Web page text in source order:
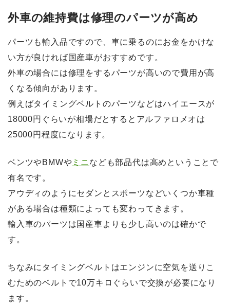
外車の維持費は修理のパーツが高め
パーツも輸入品ですので、車に乗るのにお金をかけな
い方が良ければ国産車がおすすめです。
外車の場合には修理をするパーツが高いので費用が高
くなる傾向があります。
例えばタイミングベルトのパーツなどはハイエースが
18000円ぐらいが相場だとするとアルファロメオは
25000円程度になります。
ベンツやBMWや ミニなども部品代は高めということで
有名です。
アウディのようにセダンとスポーツなどいくつか車種
がある場合は種類によっても変わってきます。
輸入車のパーツは国産車よりも少し高いのは確かで
す。
ちなみにタイミングベルトはエンジンに空気を送りこ
むためのベルトで10万キロぐらいで交換が必要になり
ます。